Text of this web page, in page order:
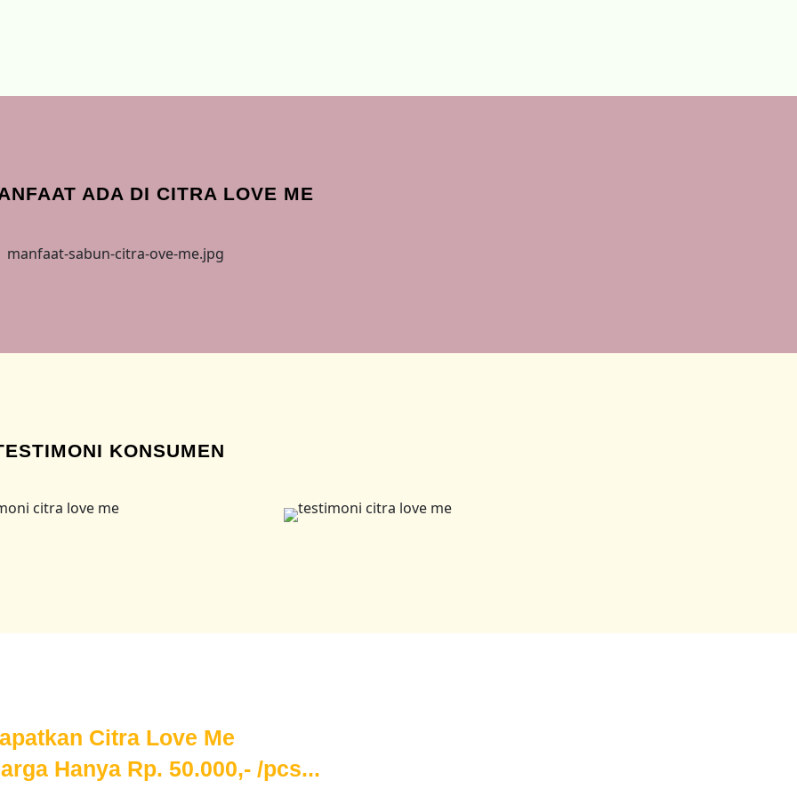
ADA DI CITRA LOVE ME
KONSUMEN
Citra Love Me
Hanya Rp. 50.000,- /pcs...